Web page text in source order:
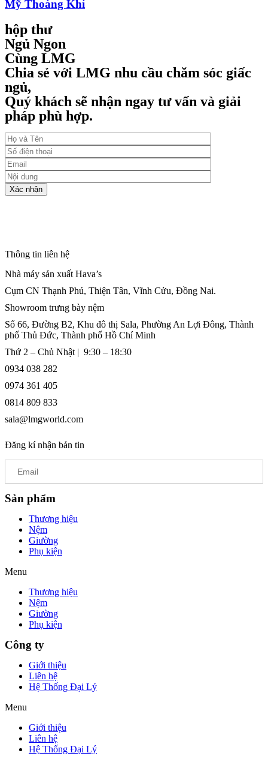
Mỹ Thoáng Khí
hộp thư
Ngủ Ngon
Cùng LMG
Chia sẻ với LMG nhu cầu chăm sóc giấc
ngủ,
Quý khách sẽ nhận ngay tư vấn và giải
pháp phù hợp.
Thông tin liên hệ
Nhà máy sản xuất Hava’s
Cụm CN Thạnh Phú, Thiện Tân, Vĩnh Cửu, Đồng Nai.
Showroom trưng bày nệm
Số 66, Đường B2, Khu đô thị Sala, Phường An Lợi Đông, Thành
phố Thủ Đức, Thành phố Hồ Chí Minh
Thứ 2 – Chủ Nhật | 9:30 – 18:30
0934 038 282
0974 361 405
0814 809 833
sala@lmgworld.com
Đăng kí nhận bản tin
Sản phẩm
Thương hiệu
Nệm
Giường
Phụ kiện
Menu
Thương hiệu
Nệm
Giường
Phụ kiện
Công ty
Giới thiệu
Liên hệ
Hệ Thống Đại Lý
Menu
Giới thiệu
Liên hệ
Hệ Thống Đại Lý